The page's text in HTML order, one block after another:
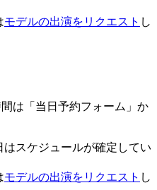
モデルの出演をリクエスト し
は「当日予約フォーム」か
スケジュールが確定してい
モデルの出演をリクエスト し